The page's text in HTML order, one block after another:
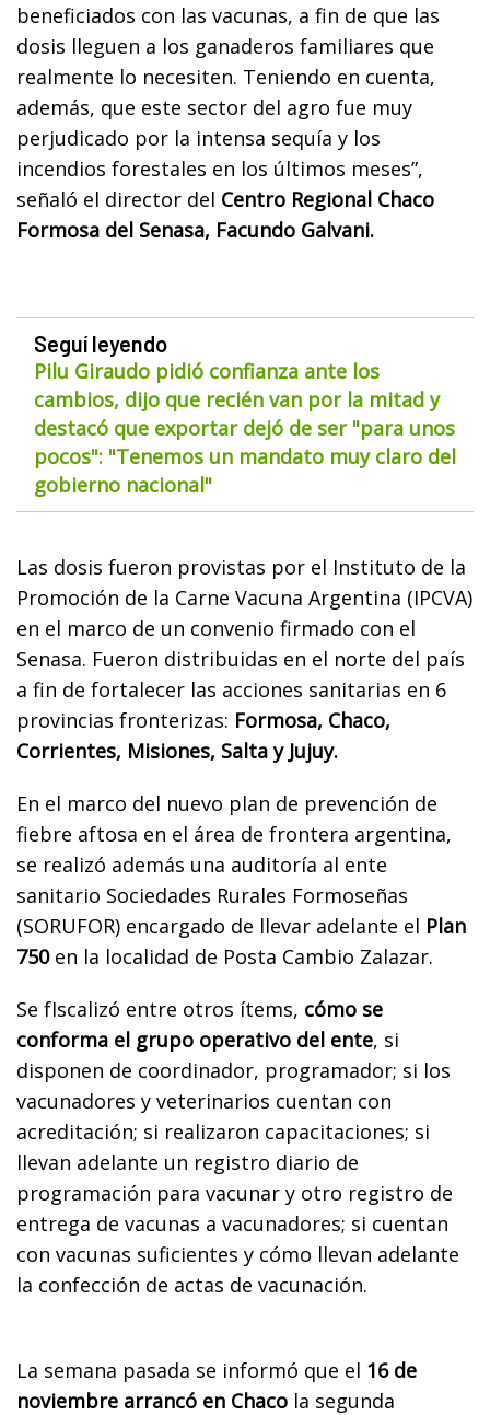
beneficiados con las vacunas, a fin de que las
dosis lleguen a los ganaderos familiares que
realmente lo necesiten. Teniendo en cuenta,
además, que este sector del agro fue muy
perjudicado por la intensa sequía y los
incendios forestales en los últimos meses”,
señaló el director del Centro Regional Chaco
Formosa del Senasa, Facundo Galvani.
Seguí leyendo
Pilu Giraudo pidió confianza ante los
cambios, dijo que recién van por la mitad y
destacó que exportar dejó de ser "para unos
pocos": "Tenemos un mandato muy claro del
gobierno nacional"
Las dosis fueron provistas por el Instituto de la
Promoción de la Carne Vacuna Argentina (IPCVA)
en el marco de un convenio firmado con el
Senasa. Fueron distribuidas en el norte del país
a fin de fortalecer las acciones sanitarias en 6
provincias fronterizas: Formosa, Chaco,
Corrientes, Misiones, Salta y Jujuy.
En el marco del nuevo plan de prevención de
fiebre aftosa en el área de frontera argentina,
se realizó además una auditoría al ente
sanitario Sociedades Rurales Formoseñas
(SORUFOR) encargado de llevar adelante el Plan
750en la localidad de Posta Cambio Zalazar.
Se fIscalizó entre otros ítems, cómo se
conforma el grupo operativo del ente, si
disponen de coordinador, programador; si los
vacunadores y veterinarios cuentan con
acreditación; si realizaron capacitaciones; si
llevan adelante un registro diario de
programación para vacunar y otro registro de
entrega de vacunas a vacunadores; si cuentan
con vacunas suficientes y cómo llevan adelante
la confección de actas de vacunación.
La semana pasada se informó que el 16 de
noviembre arrancó en Chaco la segunda